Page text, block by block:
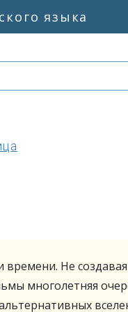
языка
времени. Не
многолетняя